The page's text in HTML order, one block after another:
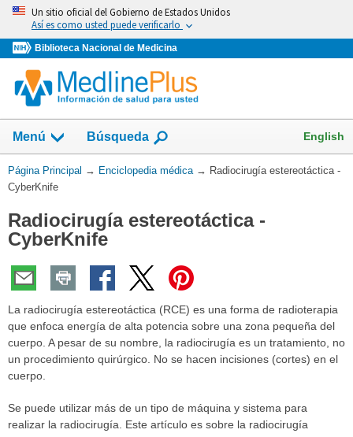
Omita
vaya
al
Contenido
Un sitio oficial del Gobierno de Estados Unidos
Así es como usted puede verificarlo
Biblioteca Nacional de Medicina
Menú Búsqueda English
Usted
está
Página Principal → Enciclopedia médica → Radiocirugía estereotáctica -
CyberKnife
Radiocirugía estereotáctica -
CyberKnife
La radiocirugía estereotáctica (RCE) es una forma de radioterapia
que enfoca energía de alta potencia sobre una zona pequeña del
cuerpo. A pesar de su nombre, la radiocirugía es un tratamiento, no
un procedimiento quirúrgico. No se hacen incisiones (cortes) en el
cuerpo.
Se puede utilizar más de un tipo de máquina y sistema para
realizar la radiocirugía. Este artículo es sobre la radiocirugía